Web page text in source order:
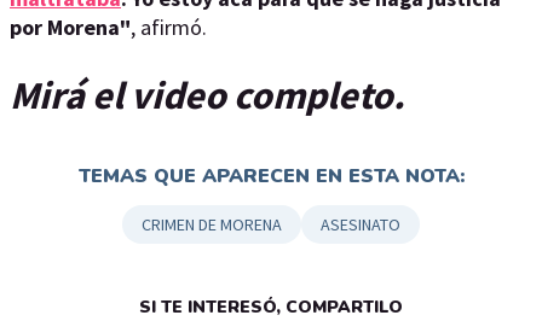
por Morena", afirmó.
Mirá el video completo.
TEMAS QUE APARECEN EN ESTA NOTA:
CRIMEN DE MORENA ASESINATO
SI TE INTERESÓ, COMPARTILO